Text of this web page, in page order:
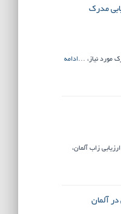
مدرک
مورد نیاز، …ادامه
زاب آلمان،
آلمان